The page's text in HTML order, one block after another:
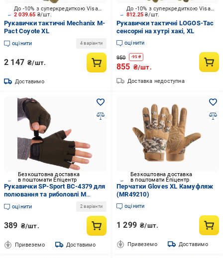
2 039.65 ₴/шт.
До -10% з суперкредиткою Visa Вигода
Рукавички тактичні Mechanix M-
Pact Coyote XL
оцінити 4 варіанти
2 147 ₴/шт.
Доставимо
812.25₴/шт.
До -10% з суперкредиткою Visa Вигода
Рукавички тактичні LOGOS-Tac
сенсорні на хутрі хакі, XL
оцінити
950 -95 ₴
855 ₴/шт.
Доставка недоступна
Безкоштовна доставка
в поштомати Епіцентр
Рукавички SP-Sport BC-4379 для
полювання та риболовлі М
(199063)
оцінити 2 варіанти
389 ₴/шт.
Привеземо Доставимо
Безкоштовна доставка
в поштомати Епіцентр
Перчатки Gloves XL Камуфляж
(MR49210)
оцінити
1 299 ₴/шт.
Привеземо Доставимо